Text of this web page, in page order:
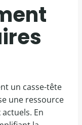
un casse-tête
une ressource
En